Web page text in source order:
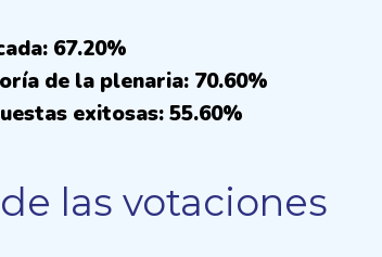
67.20%
de la plenaria: 70.60%
exitosas: 55.60%
las votaciones